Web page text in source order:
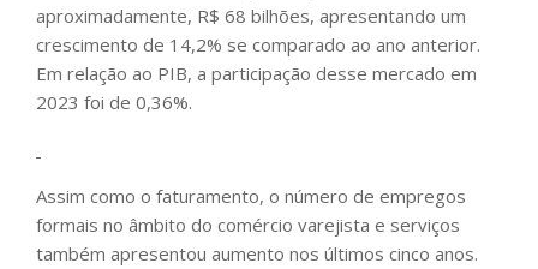
aproximadamente, R$ 68 bilhões, apresentando um
crescimento de 14,2% se comparado ao ano anterior.
Em relação ao PIB, a participação desse mercado em
2023 foi de 0,36%.
Assim como o faturamento, o número de empregos
formais no âmbito do comércio varejista e serviços
também apresentou aumento nos últimos cinco anos.